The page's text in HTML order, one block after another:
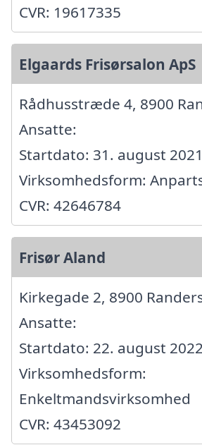
CVR: 19617335
Elgaards Frisørsalon ApS
Rådhusstræde 4, 8900
Ansatte:
Startdato: 31. august
Virksomhedsform:
CVR: 42646784
Frisør Aland
Kirkegade 2, 8900
Ansatte:
Startdato: 22. august
Virksomhedsform:
Enkeltmandsvirksomhed
CVR: 43453092